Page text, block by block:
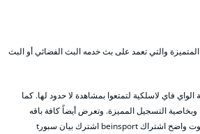
نوفر لكم رسيفرات beinsport المتميزة والتي تعمد على بث خدمه البث الفضائي أو البث
فاي لاسلكية لتمتعوا بمشاهدة لا حدود لها. كما
تتوافر رسيفر بسعة 2TB و 1TB وبخاصية التسجيل المميزة. وتعرض أيضاً كافة باقه
1080p لتحصلوا على صورة وصوت واضح اشتراك beinsport اشترك بيان سبورt